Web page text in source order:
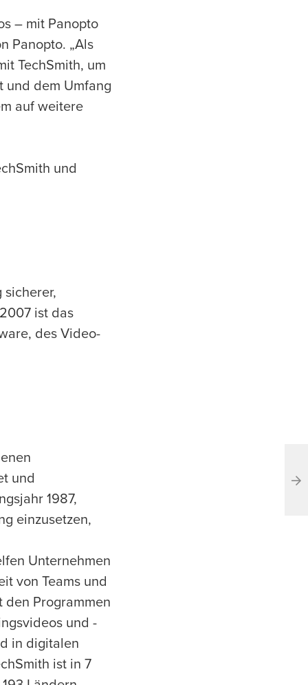
– mit Panopto
Panopto. „Als
TechSmith, um
und dem Umfang
auf weitere
und
sicherer,
ist das
des Video-
und
1987,
einzusetzen,
Unternehmen
von Teams und
den Programmen
und -
in digitalen
ist in 7